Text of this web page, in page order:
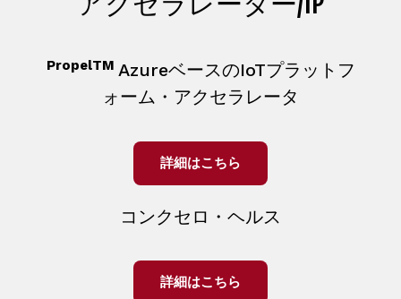
PropelTM AzureベースのIoTプラットフ
ォーム・アクセラレータ
詳細はこちら
コンクセロ・ヘルス
詳細はこちら